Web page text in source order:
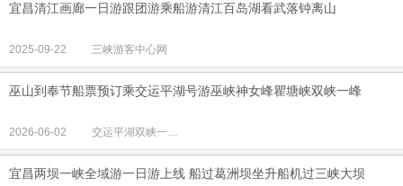
宜昌清江画廊一日游跟团游乘船游清江百岛湖看武落钟离山
2025-09-22 三峡游客中心网
巫山到奉节船票预订乘交运平湖号游巫峡神女峰瞿塘峡双峡一峰
2026-06-02 交运平湖双峡一峰船票预订中心
宜昌两坝一峡全域游一日游上线 船过葛洲坝坐升船机过三峡大坝